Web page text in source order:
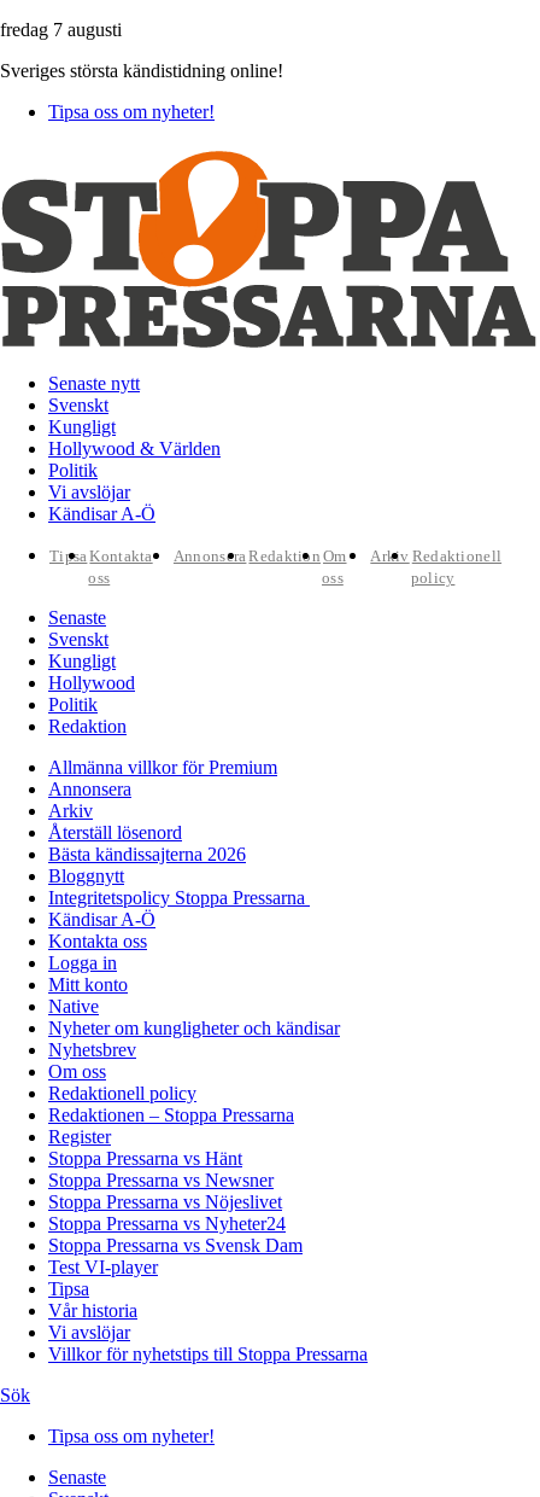
fredag 7 augusti
Sveriges största kändistidning online!
Tipsa oss om nyheter!
Senaste nytt
Svenskt
Kungligt
Hollywood & Världen
Politik
Vi avslöjar
Kändisar A-Ö
TipsaKontakta
oss
AnnonseraRedaktion Om
oss
Arkiv Redaktionell
policy
Senaste
Svenskt
Kungligt
Hollywood
Politik
Redaktion
Allmänna villkor för Premium
Annonsera
Arkiv
Återställ lösenord
Bästa kändissajterna 2026
Bloggnytt
Integritetspolicy Stoppa Pressarna
Kändisar A-Ö
Kontakta oss
Logga in
Mitt konto
Native
Nyheter om kungligheter och kändisar
Nyhetsbrev
Om oss
Redaktionell policy
Redaktionen – Stoppa Pressarna
Register
Stoppa Pressarna vs Hänt
Stoppa Pressarna vs Newsner
Stoppa Pressarna vs Nöjeslivet
Stoppa Pressarna vs Nyheter24
Stoppa Pressarna vs Svensk Dam
Test VI-player
Tipsa
Vår historia
Vi avslöjar
Villkor för nyhetstips till Stoppa Pressarna
Sök
Tipsa oss om nyheter!
Senaste